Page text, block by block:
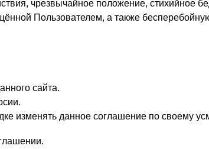
чрезвычайное положение, стихийное
Пользователем, а также
сайта.
изменять данное соглашение по своему
ЕЩЕ НЕ ЗАРЕГИСТРИРОВАННЫ?